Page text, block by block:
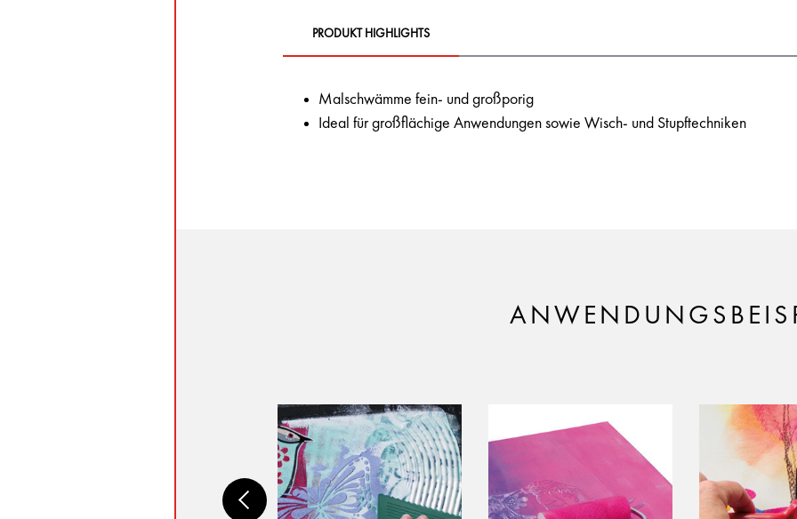
PRODUKT HIGHLIGHTS
Malschwämme fein- und großporig
Ideal für großflächige Anwendungen sowie Wisch- und Stupftechniken